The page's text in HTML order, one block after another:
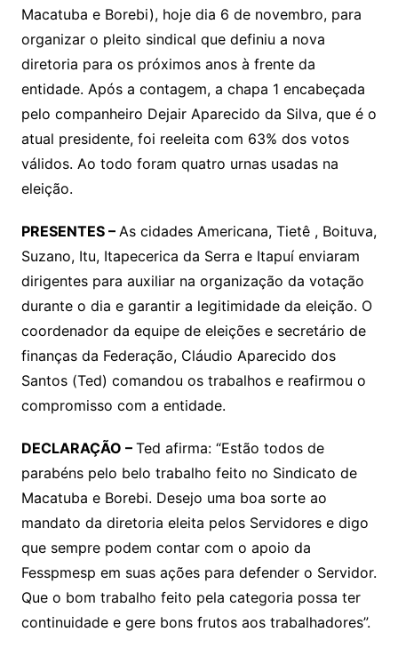
Macatuba e Borebi), hoje dia 6 de novembro, para
organizar o pleito sindical que definiu a nova
diretoria para os próximos anos à frente da
entidade. Após a contagem, a chapa 1 encabeçada
pelo companheiro Dejair Aparecido da Silva, que é o
atual presidente, foi reeleita com 63% dos votos
válidos. Ao todo foram quatro urnas usadas na
eleição.
PRESENTES – As cidades Americana, Tietê , Boituva,
Suzano, Itu, Itapecerica da Serra e Itapuí enviaram
dirigentes para auxiliar na organização da votação
durante o dia e garantir a legitimidade da eleição. O
coordenador da equipe de eleições e secretário de
finanças da Federação, Cláudio Aparecido dos
Santos (Ted) comandou os trabalhos e reafirmou o
compromisso com a entidade.
DECLARAÇÃO – Ted afirma: “Estão todos de
parabéns pelo belo trabalho feito no Sindicato de
Macatuba e Borebi. Desejo uma boa sorte ao
mandato da diretoria eleita pelos Servidores e digo
que sempre podem contar com o apoio da
Fesspmesp em suas ações para defender o Servidor.
Que o bom trabalho feito pela categoria possa ter
continuidade e gere bons frutos aos trabalhadores”.